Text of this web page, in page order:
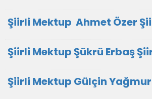
Şiirli Mektup Ahmet Özer
Şiirli Mektup Şükrü Erbaş
Şiirli Mektup Gülçin